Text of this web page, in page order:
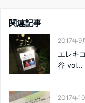
関連記事
2017年9
エレキ
谷 vol...
2017年